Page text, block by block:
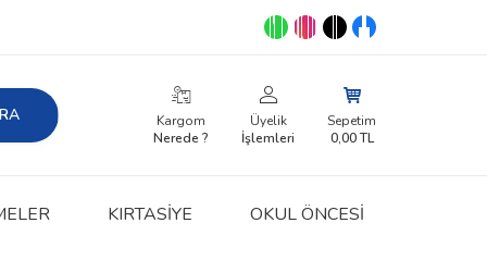
Kargom
Nerede ?
Üyelik
İşlemleri
Sepetim
0,00TL
KIRTASIYE OKUL ÖNCESİ